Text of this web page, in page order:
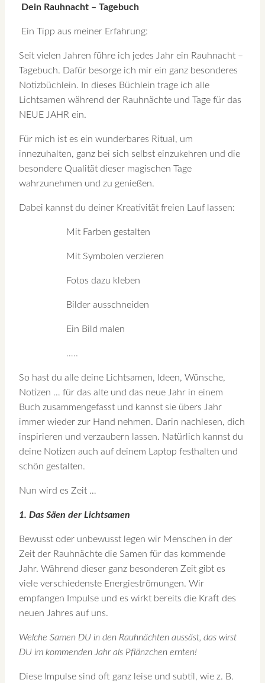
Dein Rauhnacht – Tagebuch
Ein Tipp aus meiner Erfahrung:
Seit vielen Jahren führe ich jedes Jahr ein Rauhnacht –
Tagebuch. Dafür besorge ich mir ein ganz besonderes
Notizbüchlein. In dieses Büchlein trage ich alle
Lichtsamen während der Rauhnächte und Tage für das
NEUE JAHR ein.
Für mich ist es ein wunderbares Ritual, um
innezuhalten, ganz bei sich selbst einzukehren und die
besondere Qualität dieser magischen Tage
wahrzunehmen und zu genießen.
Dabei kannst du deiner Kreativität freien Lauf lassen:
Mit Farben gestalten
Mit Symbolen verzieren
Fotos dazu kleben
Bilder ausschneiden
Ein Bild malen
…..
So hast du alle deine Lichtsamen, Ideen, Wünsche,
Notizen … für das alte und das neue Jahr in einem
Buch zusammengefasst und kannst sie übers Jahr
immer wieder zur Hand nehmen. Darin nachlesen, dich
inspirieren und verzaubern lassen. Natürlich kannst du
deine Notizen auch auf deinem Laptop festhalten und
schön gestalten.
Nun wird es Zeit …
1. Das Säen der Lichtsamen
Bewusst oder unbewusst legen wir Menschen in der
Zeit der Rauhnächte die Samen für das kommende
Jahr. Während dieser ganz besonderen Zeit gibt es
viele verschiedenste Energieströmungen. Wir
empfangen Impulse und es wirkt bereits die Kraft des
neuen Jahres auf uns.
Welche Samen DU in den Rauhnächten aussäst, das wirst
DU im kommenden Jahr als Pflänzchen ernten!
Diese Impulse sind oft ganz leise und subtil, wie z. B.